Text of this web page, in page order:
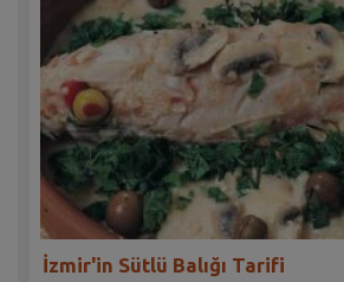
İzmir'in Sütlü Balığı Tarifi